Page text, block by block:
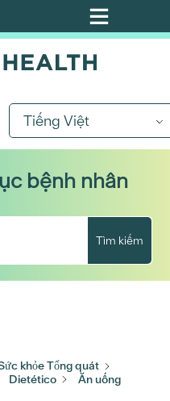
Tiếng Việt
bệnh nhân
Tìm kiếm
khỏe Tổng quát
Dietético
Ăn uống